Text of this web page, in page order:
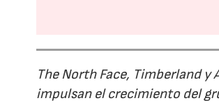
The North Face, Timberland y
impulsan el crecimiento del